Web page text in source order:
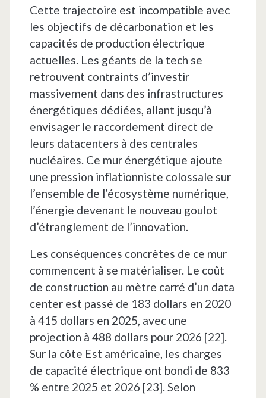
Cette trajectoire est incompatible avec
les objectifs de décarbonation et les
capacités de production électrique
actuelles. Les géants de la tech se
retrouvent contraints d’investir
massivement dans des infrastructures
énergétiques dédiées, allant jusqu’à
envisager le raccordement direct de
leurs datacenters à des centrales
nucléaires. Ce mur énergétique ajoute
une pression inflationniste colossale sur
l’ensemble de l’écosystème numérique,
l’énergie devenant le nouveau goulot
d’étranglement de l’innovation.
Les conséquences concrètes de ce mur
commencent à se matérialiser. Le coût
de construction au mètre carré d’un data
center est passé de 183 dollars en 2020
à 415 dollars en 2025, avec une
projection à 488 dollars pour 2026 [22].
Sur la côte Est américaine, les charges
de capacité électrique ont bondi de 833
% entre 2025 et 2026 [23]. Selon